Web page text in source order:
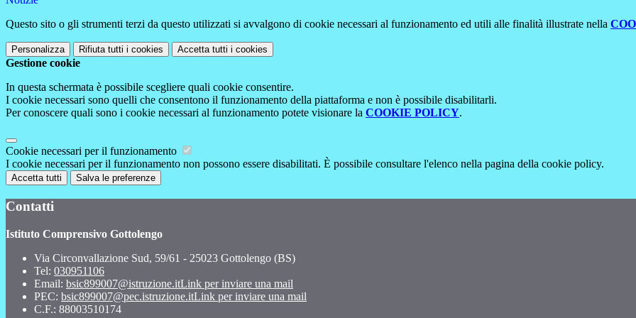
Questo sito o gli strumenti terzi da questo utilizzati si avvalgono di cookie necessari al funzionamento ed utili alle finalità illustrate nella
Personalizza Rifiuta tutti i cookies Accetta tutti i cookies
Gestione cookie
In questa schermata è possibile scegliere quali cookie consentire.
I cookie necessari sono quelli che consentono il funzionamento della piattaforma e non è possibile disabilitarli.
Per conoscere quali sono i cookie necessari al funzionamento potete visionare la COOKIE POLICY.
Cookie necessari per il funzionamento
I cookie necessari per il funzionamento non possono essere disabilitati. È possibile consultare l'elenco nella pagina della cookie policy.
Accetta tutti Salva le preferenze
Contatti
Istituto Comprensivo Gottolengo
Via Circonvallazione Sud, 59/61 - 25023 Gottolengo (BS)
Tel: 030951106
Email: bsic899007@istruzione.itLink per inviare una mail
PEC: bsic899007@pec.istruzione.itLink per inviare una mail
C.F.: 88003510174